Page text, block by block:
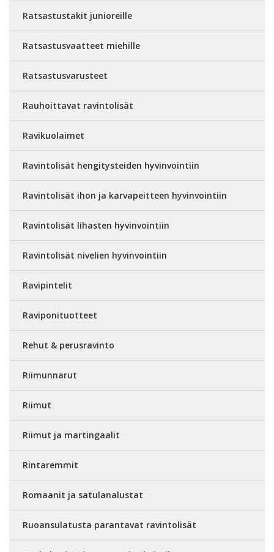
Ratsastustakit junioreille
Ratsastusvaatteet miehille
Ratsastusvarusteet
Rauhoittavat ravintolisät
Ravikuolaimet
Ravintolisät hengitysteiden hyvinvointiin
Ravintolisät ihon ja karvapeitteen hyvinvointiin
Ravintolisät lihasten hyvinvointiin
Ravintolisät nivelien hyvinvointiin
Ravipintelit
Raviponituotteet
Rehut & perusravinto
Riimunnarut
Riimut
Riimut ja martingaalit
Rintaremmit
Romaanit ja satulanalustat
Ruoansulatusta parantavat ravintolisät